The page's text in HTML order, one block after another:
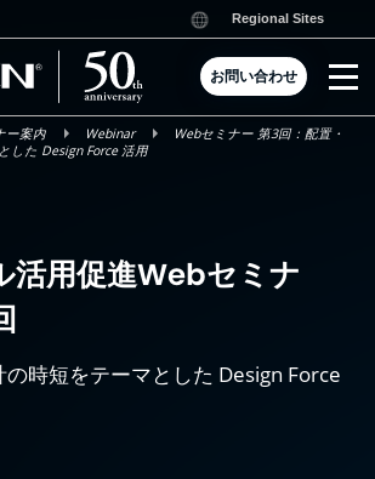
Regional Sites
お問い合わせ
ー案内 Webinar
Webセミナー 第3回：配置・
した Design Force 活用
活用促進Webセミナ
時短をテーマとした Design Force